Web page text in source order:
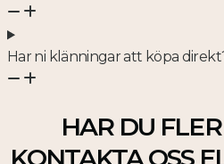
Har ni klänningar att köpa
HAR DU
KONTAKTA OSS